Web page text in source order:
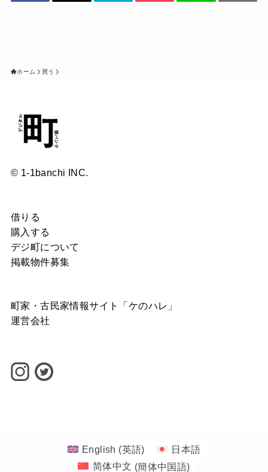
ホーム 買う
© 1-1banchi INC.
借りる
購入する
デジ町について
掲載物件募集
町家・古民家情報サイト「ケのハレ」
運営会社
English (英語)
日本語
简体中文 (簡体中国語)